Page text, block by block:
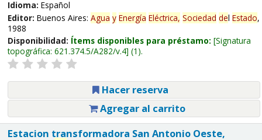
Idioma: Español
Editor: Buenos Aires: Agua y Energía Eléctrica, Sociedad del Estado,
1988
Disponibilidad: Ítems disponibles para préstamo: Signatura
topográfica: 621.374.5/A282/v.4 (1).
Hacer reserva
Agregar al carrito
Estacion transformadora San Antonio Oeste,